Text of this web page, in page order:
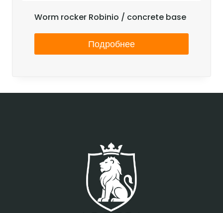
Worm rocker Robinio / concrete base
Подробнее